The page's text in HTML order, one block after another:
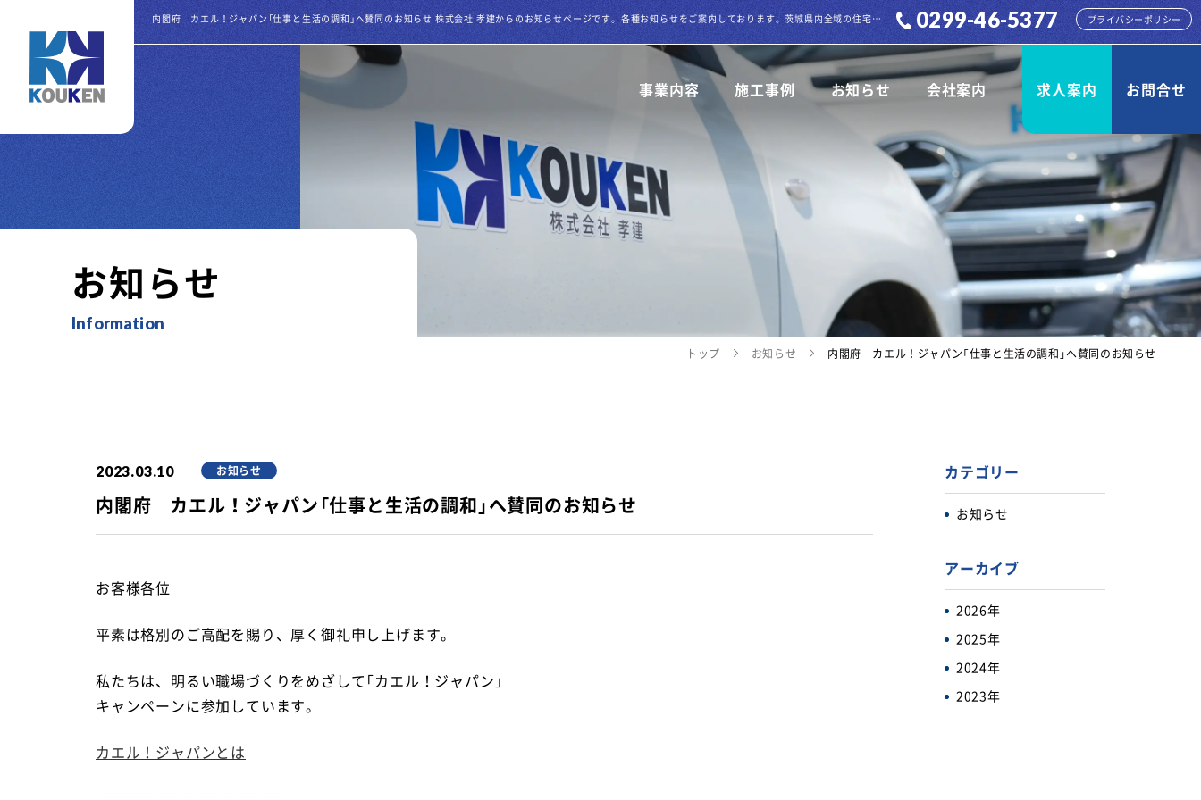
内閣府 カエル！ジャパン「仕事と生活の調和」へ賛同のお知らせ 株式会社 孝建からのお知らせページです。各種お知らせをご案内しております。茨城県内全域の住宅・倉庫・店舗など様々な建物の解体を承ります。
事業内容
各種建築工事
施工事例 お知らせ 会社案内
0299-46-5377 プライバシーポリシー
求人案内 お問合せ
お知らせ
Information
トップ お知らせ 内閣府 カエル！ジャパン「仕事と生活の調和」へ賛同のお知らせ
2023.03.10 お知らせ
内閣府 カエル！ジャパン「仕事と生活の調和」へ賛同のお知らせ
お客様各位
平素は格別のご高配を賜り、厚く御礼申し上げます。
私たちは、明るい職場づくりをめざして「カエル！ジャパン」
キャンペーンに参加しています。
カエル！ジャパンとは
カテゴリー
お知らせ
アーカイブ
2026年
2025年
2024年
2023年